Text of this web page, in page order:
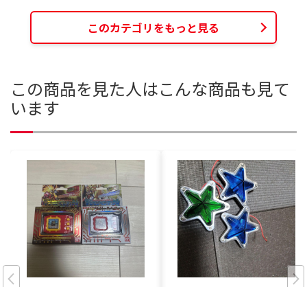
このカテゴリをもっと見る
この商品を見た人はこんな商品も見て
います